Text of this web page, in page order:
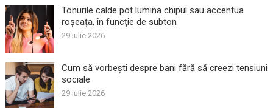
Tonurile calde pot lumina chipul sau accentua
roșeața, în funcție de subton
29 iulie 2026
Cum să vorbești despre bani fără să creezi tensiuni
sociale
29 iulie 2026